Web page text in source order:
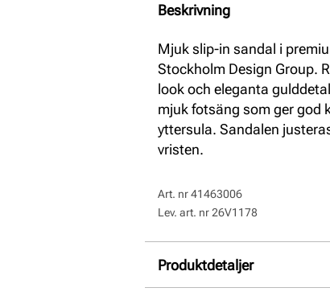
Beskrivning
Mjuk slip-in sandal i
Stockholm Design Group.
look och eleganta
mjuk fotsäng som ger god
yttersula. Sandalen
vristen.
Art. nr41463006
Lev. art. nr26V1178
Produktdetaljer